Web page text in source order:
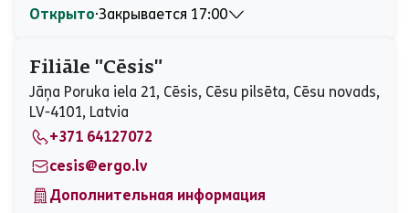
Открыто⋅Закрывается 17:00
Вторник
08:30 - 17:00
Среда
08:30 - 17:00
Четверг
08:30 - 17:00
Пятница
Суббота
Закрыто
Воскресенье
Закрыто
Filiāle "Cēsis"
Jāņa Poruka iela 21, Cēsis, Cēsu pilsēta, Cēsu novads,
LV-4101, Latvia
+371 64127072
cesis@ergo.lv
Дополнительная информация